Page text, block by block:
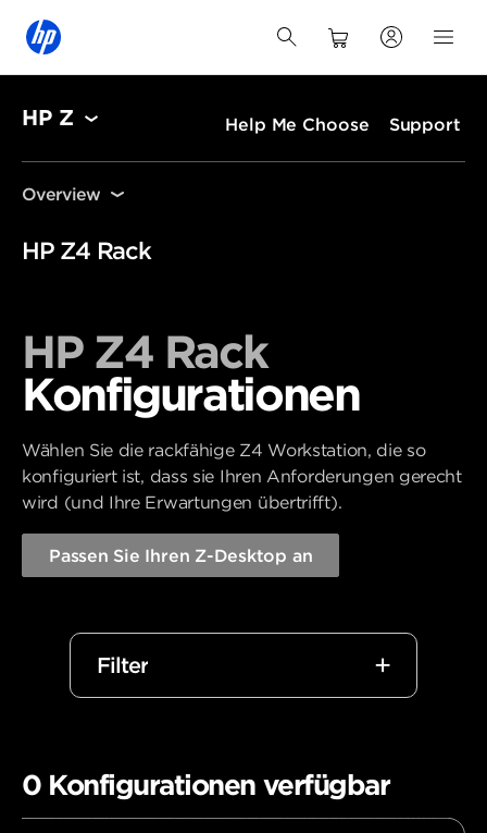
HP Z Help Me Choose Support
HP Z4 Rack
Übersicht G5
HP Z4 Rack
Konfigurationen
Wählen Sie die rackfähige Z4 Workstation, die so
konfiguriert ist, dass sie Ihren Anforderungen gerecht
wird (und Ihre Erwartungen übertrifft).
Passen Sie Ihren Z-Desktop an
Filter
0Konfigurationen verfügbar